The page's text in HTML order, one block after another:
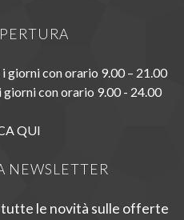
giorni con orario 9.00 – 21.00
con orario 9.00 - 24.00
QUI
NEWSLETTER
le novità sulle offerte